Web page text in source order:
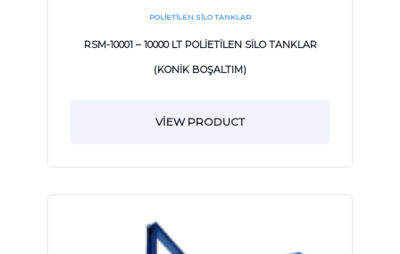
POLIETILEN SILO TANKLAR
RSM-10001 – 10000 LT POLİETİLEN SİLO TANKLAR
(KONİK BOŞALTIM)
VIEW PRODUCT